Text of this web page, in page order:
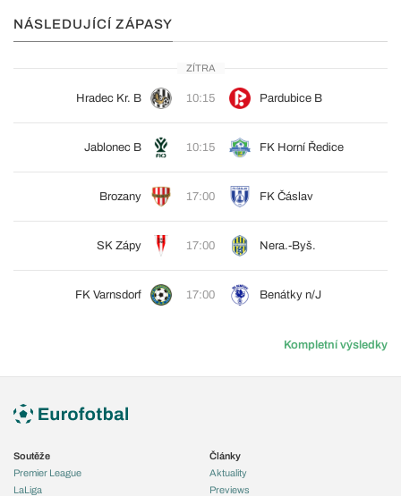
NÁSLEDUJÍCÍ ZÁPASY
ZÍTRA
Hradec Kr. B 10:15 Pardubice B
Jablonec B 10:15 FK Horní Ředice
Brozany 17:00 FK Čáslav
SK Zápy 17:00 Nera.-Byš.
FK Varnsdorf 17:00 Benátky n/J
Kompletní výsledky
Soutěže
Premier League
LaLiga
Články
Aktuality
Previews